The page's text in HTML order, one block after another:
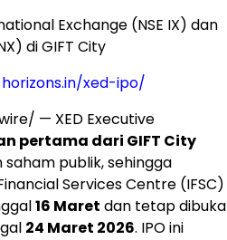
Exchange (NSE IX) dan
di GIFT City
xed-ipo/
— XED Executive
pertama dari GIFT City
publik, sehingga
Services Centre (IFSC)
16 Maret dan tetap dibuka
24 Maret 2026. IPO ini